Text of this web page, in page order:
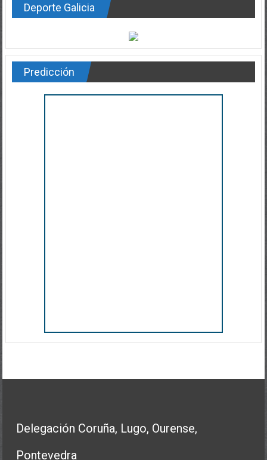
Deporte Galicia
Predicción
Delegación Coruña, Lugo, Ourense,
Pontevedra